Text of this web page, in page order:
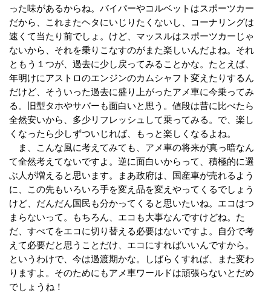
った味があるからね。バイパーやコルベットはスポーツカー
だから、これまたヘタにいじりたくないし、コーナリングは
速くて当たり前でしょ。けど、マッスルはスポーツカーじゃ
ないから、それを乗りこなすのがまた楽しいんだよね。それ
ともう１つが、過去に少し戻ってみることかな。たとえば、
年明けにアストロのエンジンのカムシャフト変えたりするん
だけど、そういった過去に盛り上がったアメ車に今乗ってみ
る。旧型タホやサバーも面白いと思う。値段は昔に比べたら
全然安いから、多少リフレッシュして乗ってみる。で、楽し
くなったら少しずついじれば、もっと楽しくなるよね。
ま、こんな風に考えてみても、アメ車の将来が真っ暗なん
て全然考えてないですよ。逆に面白いからって、積極的に選
ぶ人が増えると思います。まあ政府は、国産車が売れるよう
に、この先もいろいろ手を変え品を変えやってくるでしょう
けど、だんだん国民も分かってくると思いたいね。エコはつ
まらないって。もちろん、エコも大事なんですけどね。た
だ、すべてをエコに切り替える必要はないですよ。自分で考
えて必要だと思うことだけ、エコにすればいいんですから。
というわけで、今は過渡期かな。しばらくすれば、また変わ
りますよ。そのためにもアメ車ワールドは頑張らないとだめ
でしょうね！